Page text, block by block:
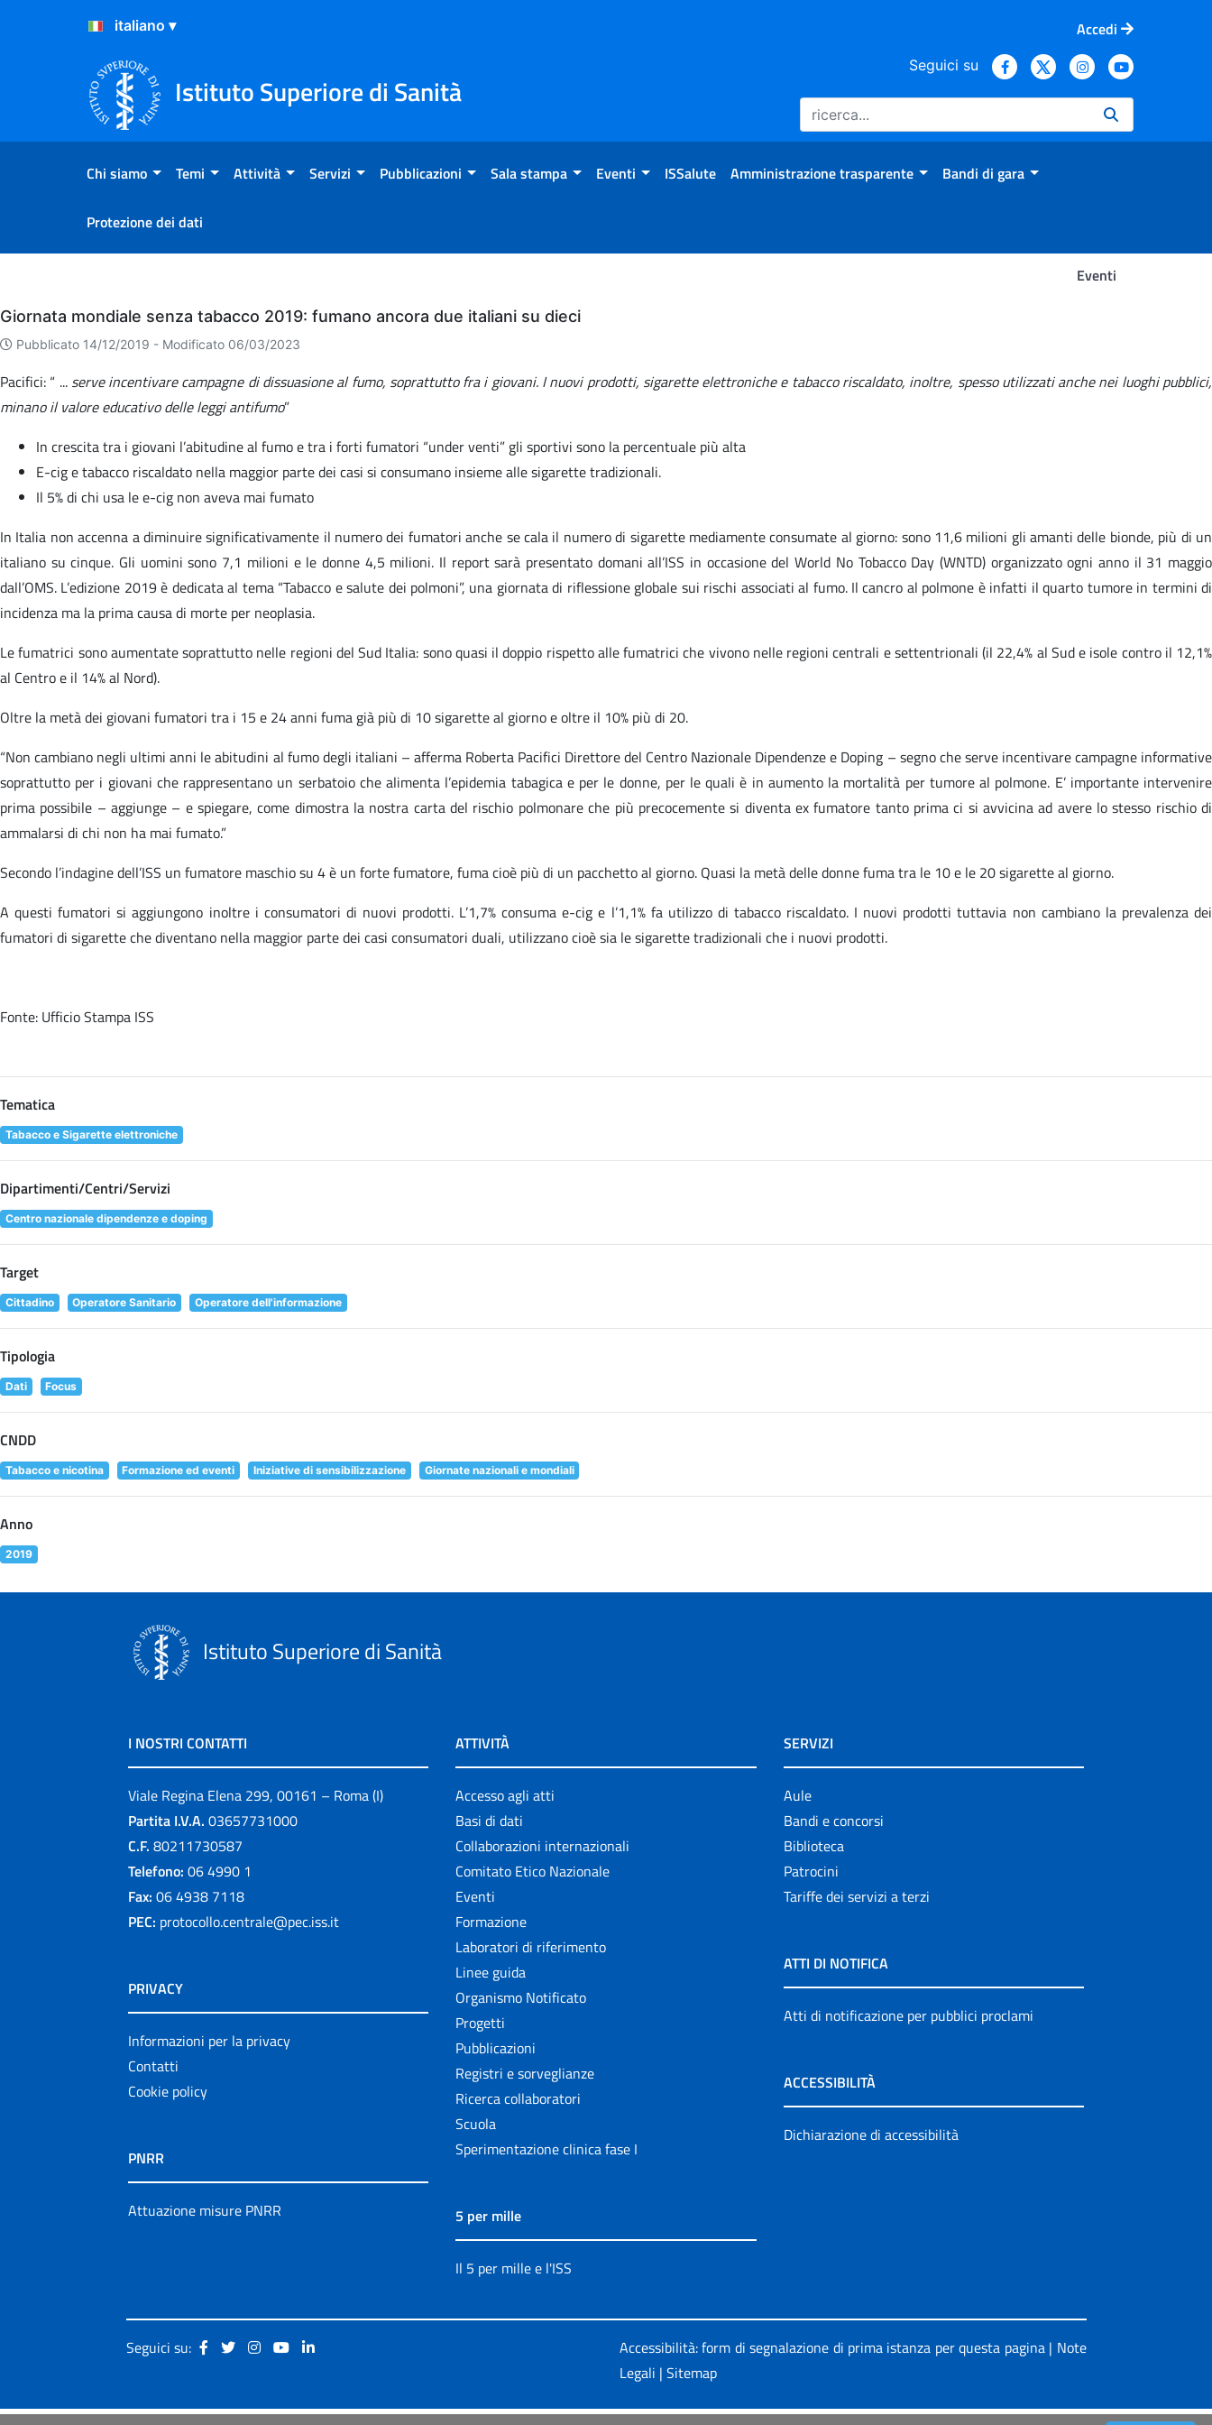
Salta al Contenuto
Salta al Footer
Accedi
Istituto Superiore di Sanità
Seguici su
Chi siamo Temi Attività Servizi Pubblicazioni Sala stampa Eventi ISSalute Amministrazione trasparente Bandi di gara
Protezione dei dati
Eventi
Eventi
Giornata mondiale senza tabacco 2019: fumano ancora due italiani su dieci
Pubblicato 14/12/2019 - Modificato 06/03/2023
Pacifici: “ ... serve incentivare campagne di dissuasione al fumo, soprattutto fra i giovani. I nuovi prodotti, sigarette elettroniche e tabacco riscaldato, inoltre, spesso utilizzati anche nei luoghi pubblici,
minano il valore educativo delle leggi antifumo”
In crescita tra i giovani l’abitudine al fumo e tra i forti fumatori “under venti” gli sportivi sono la percentuale più alta
E-cig e tabacco riscaldato nella maggior parte dei casi si consumano insieme alle sigarette tradizionali.
Il 5% di chi usa le e-cig non aveva mai fumato
In Italia non accenna a diminuire significativamente il numero dei fumatori anche se cala il numero di sigarette mediamente consumate al giorno: sono 11,6 milioni gli amanti delle bionde, più di un
italiano su cinque. Gli uomini sono 7,1 milioni e le donne 4,5 milioni. Il report sarà presentato domani all’ISS in occasione del World No Tobacco Day (WNTD) organizzato ogni anno il 31 maggio
dall’OMS. L’edizione 2019 è dedicata al tema “Tabacco e salute dei polmoni”, una giornata di riflessione globale sui rischi associati al fumo. Il cancro al polmone è infatti il quarto tumore in termini di
incidenza ma la prima causa di morte per neoplasia.
Le fumatrici sono aumentate soprattutto nelle regioni del Sud Italia: sono quasi il doppio rispetto alle fumatrici che vivono nelle regioni centrali e settentrionali (il 22,4% al Sud e isole contro il 12,1%
al Centro e il 14% al Nord).
Oltre la metà dei giovani fumatori tra i 15 e 24 anni fuma già più di 10 sigarette al giorno e oltre il 10% più di 20.
“Non cambiano negli ultimi anni le abitudini al fumo degli italiani – afferma Roberta Pacifici Direttore del Centro Nazionale Dipendenze e Doping – segno che serve incentivare campagne informative
soprattutto per i giovani che rappresentano un serbatoio che alimenta l’epidemia tabagica e per le donne, per le quali è in aumento la mortalità per tumore al polmone. E’ importante intervenire
prima possibile – aggiunge – e spiegare, come dimostra la nostra carta del rischio polmonare che più precocemente si diventa ex fumatore tanto prima ci si avvicina ad avere lo stesso rischio di
ammalarsi di chi non ha mai fumato.”
Secondo l’indagine dell’ISS un fumatore maschio su 4 è un forte fumatore, fuma cioè più di un pacchetto al giorno. Quasi la metà delle donne fuma tra le 10 e le 20 sigarette al giorno.
A questi fumatori si aggiungono inoltre i consumatori di nuovi prodotti. L’1,7% consuma e-cig e l’1,1% fa utilizzo di tabacco riscaldato. I nuovi prodotti tuttavia non cambiano la prevalenza dei
fumatori di sigarette che diventano nella maggior parte dei casi consumatori duali, utilizzano cioè sia le sigarette tradizionali che i nuovi prodotti.
Fonte: Ufficio Stampa ISS
Tematica
Tabacco e Sigarette elettroniche
Dipartimenti/Centri/Servizi
Centro nazionale dipendenze e doping
Target
Cittadino Operatore Sanitario Operatore dell'informazione
Tipologia
Dati Focus
CNDD
Tabacco e nicotina Formazione ed eventi Iniziative di sensibilizzazione Giornate nazionali e mondiali
Anno
2019
Istituto Superiore di Sanità
I NOSTRI CONTATTI
Viale Regina Elena 299, 00161 – Roma (I)
Partita I.V.A. 03657731000
C.F. 80211730587
Telefono: 06 4990 1
Fax: 06 4938 7118
PEC: protocollo.centrale@pec.iss.it
PRIVACY
Informazioni per la privacy
Contatti
Cookie policy
PNRR
Attuazione misure PNRR
ATTIVITÀ
Accesso agli atti
Basi di dati
Collaborazioni internazionali
Comitato Etico Nazionale
Eventi
Formazione
Laboratori di riferimento
Linee guida
Organismo Notificato
Progetti
Pubblicazioni
Registri e sorveglianze
Ricerca collaboratori
Scuola
Sperimentazione clinica fase I
5 per mille
Il 5 per mille e l'ISS
SERVIZI
Aule
Bandi e concorsi
Biblioteca
Patrocini
Tariffe dei servizi a terzi
ATTI DI NOTIFICA
Atti di notificazione per pubblici proclami
ACCESSIBILITÀ
Dichiarazione di accessibilità
Seguici su: Accessibilità: form di segnalazione di prima istanza per questa pagina| Note
Legali | Sitemap